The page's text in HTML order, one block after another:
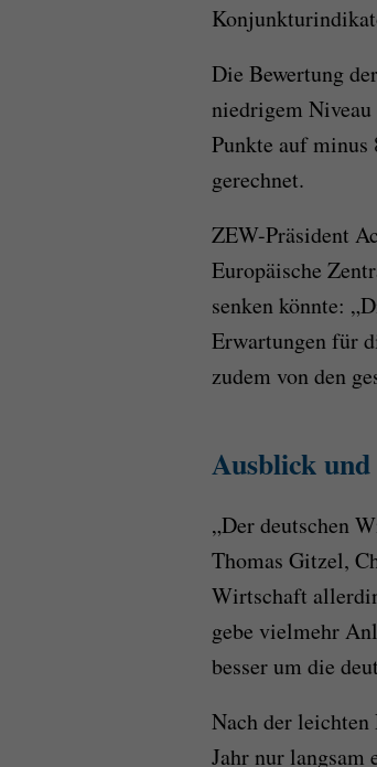
Die Bewertung
niedrigem
Punkte auf
gerechnet.
ZEW-Präsident
Europäische
senken könnte:
Erwartungen für
zudem von den
Ausblick
„Der deutschen
Thomas Gitzel,
Wirtschaft
gebe vielmehr
besser um die
Nach der leichten
Jahr nur langsam